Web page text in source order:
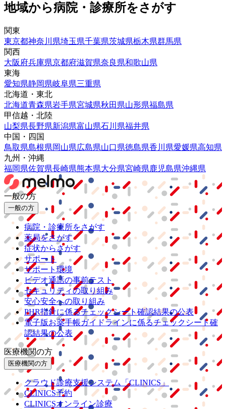
地域から病院・診療所をさがす
関東
東京都神奈川県埼玉県千葉県茨城県栃木県群馬県
関西
大阪府兵庫県京都府滋賀県奈良県和歌山県
東海
愛知県静岡県岐阜県三重県
北海道・東北
北海道青森県岩手県宮城県秋田県山形県福島県
甲信越・北陸
山梨県長野県新潟県富山県石川県福井県
中国・四国
鳥取県島根県岡山県広島県山口県徳島県香川県愛媛県高知県
九州・沖縄
福岡県佐賀県長崎県熊本県大分県宮崎県鹿児島県沖縄県
一般の方
一般の方
病院・診療所をさがす
薬局をさがす
症状からさがす
サポート
サポート環境
ビデオ通話の事前テスト
セキュリティの取り組み
安心安全への取り組み
PHR指針に係るチェックシート確認結果の公表
電子版お薬手帳ガイドラインに係るチェックシート確
認結果の公表
医療機関の方
医療機関の方
クラウド診療支援システム
「CLINICS」
CLINICS予約
CLINICSオンライン診療